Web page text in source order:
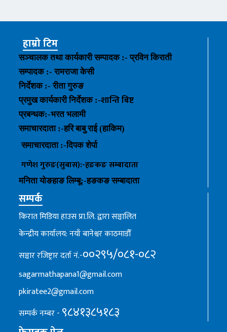
हाम्रो टिम
सञ्चालक तथा कार्यकारी सम्पादक :- प्रविन किराती
सम्पादक :- रामराजा केसी
निर्देशक :- रीता गुरुङ
प्रमुख कार्यकारी निर्देशक :-शान्ति बिष्ट
प्रबन्धक:-भरत भलामी
समाचारदाता :-हरि बाबु राई (हाकिम)
समाचारदाता :-दिपक शेर्पा
गणेश गुरुङ(सुबास):-हङकङसम्बादाता
मनिता योङहाङलिम्बू:-हङकङ सम्बादाता
सम्पर्क
किरात मिडिया हाउस प्रा.लि. द्वारा सञ्चालित
केन्द्रीय कार्यालय: नयाँ बानेश्वर काठमाडौँ
सञ्चार रजिष्ट्रार दर्ता नं.-००२९५/०८१-०८२
sagarmathapana1@gmail.com
pkiratee2@gmail.com
सम्पर्क नम्बर - ९८४१३८५१८३